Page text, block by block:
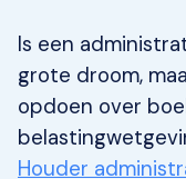
Is een
grote droom,
opdoen over
Houder